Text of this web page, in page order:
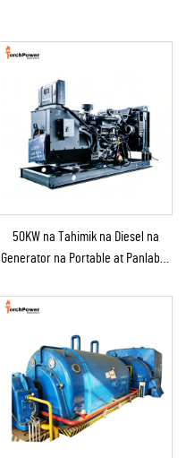
50KW na Tahimik na Diesel na
Generator na Portable at Panlabas
Panlabas na Konstruksyon at